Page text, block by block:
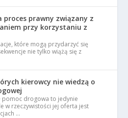
proces prawny związany z
przy korzystaniu z
które mogą przydarzyć się
nie tylko wiążą się z
kierowcy nie wiedzą o
pomoc drogowa to jedynie
w rzeczywistości jej oferta jest
…